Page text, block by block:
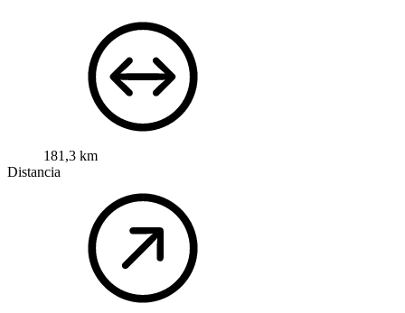
181,3 km
Distancia